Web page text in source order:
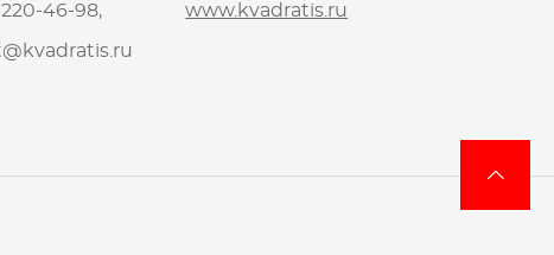
220-46-98, www.kvadratis.ru